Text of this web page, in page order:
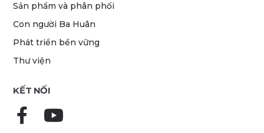
Sản phẩm và phân phối
Con người Ba Huân
Phát triển bền vững
Thư viện
KẾT NỐI